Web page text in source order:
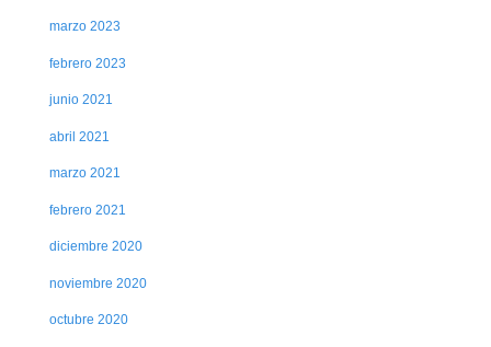
marzo 2023
febrero 2023
junio 2021
abril 2021
marzo 2021
febrero 2021
diciembre 2020
noviembre 2020
octubre 2020